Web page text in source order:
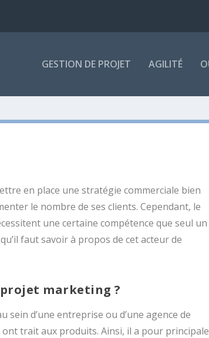
GESTION DE PROJET AGILITÉ
en place une stratégie commerciale bien
le nombre de ses clients. Cependant, le
une certaine compétence que seul un
faut savoir à propos de cet acteur de
projet marketing ?
sein d’une entreprise ou d’une agence de
trait aux produits. Ainsi, il a pour principale